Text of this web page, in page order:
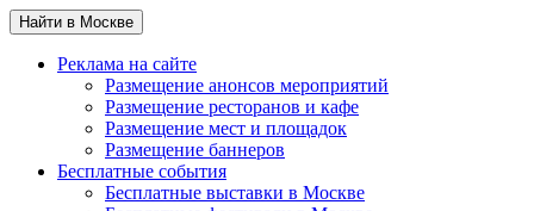
Найти в Москве
Реклама на сайте
Размещение анонсов мероприятий
Размещение ресторанов и кафе
Размещение мест и площадок
Размещение баннеров
Бесплатные события
Бесплатные выставки в Москве